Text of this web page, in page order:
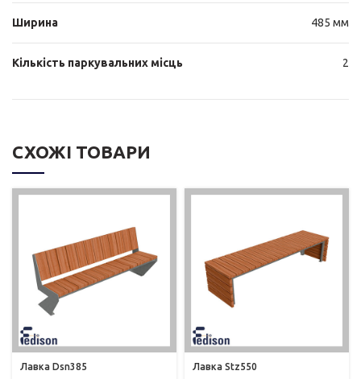
Ширина 485 мм
Кількість паркувальних місць 2
СХОЖІ ТОВАРИ
Лавка Dsn385 Лавка Stz550